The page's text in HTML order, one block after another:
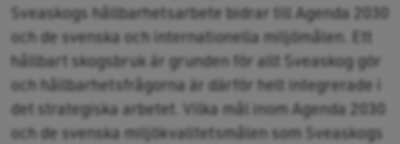
Sveaskogs hållbarhetsarbete bidrar till Agenda 2030
och de svenska och internationella miljömålen. Ett
hållbart skogsbruk är grunden för allt Sveaskog gör
och hållbarhetsfrågorna är därför helt integrerade i
det strategiska arbetet. Vilka mål inom Agenda 2030
och de svenska miljökvalitetsmålen som Sveaskogs